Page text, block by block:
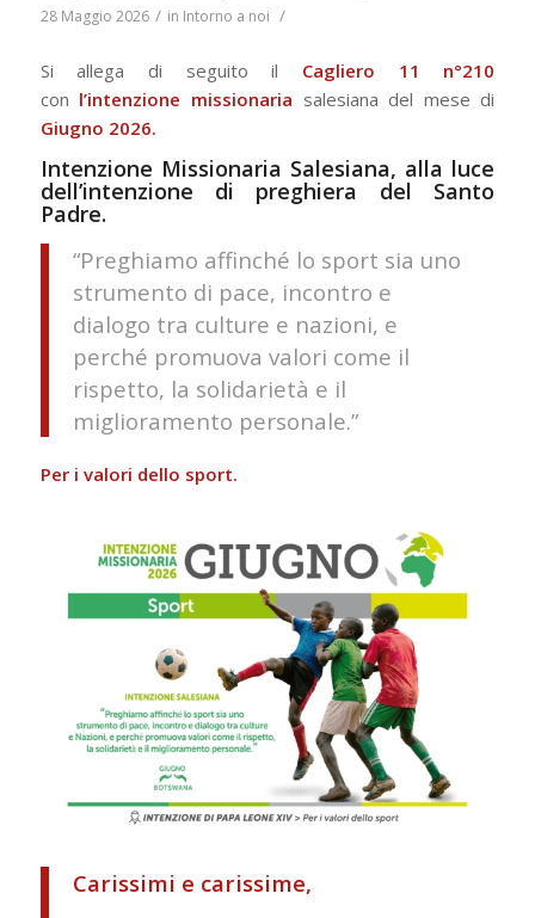
28 Maggio 2026 / in Intorno a noi /
Si allega di seguito il Cagliero 11 n°210
con l’intenzione missionaria salesiana del mese di
Giugno 2026.
Intenzione Missionaria Salesiana, alla luce
dell’intenzione di preghiera del Santo
Padre.
“Preghiamo affinché lo sport sia uno
strumento di pace, incontro e
dialogo tra culture e nazioni, e
perché promuova valori come il
rispetto, la solidarietà e il
miglioramento personale.”
Per i valori dello sport.
Carissimi e carissime,